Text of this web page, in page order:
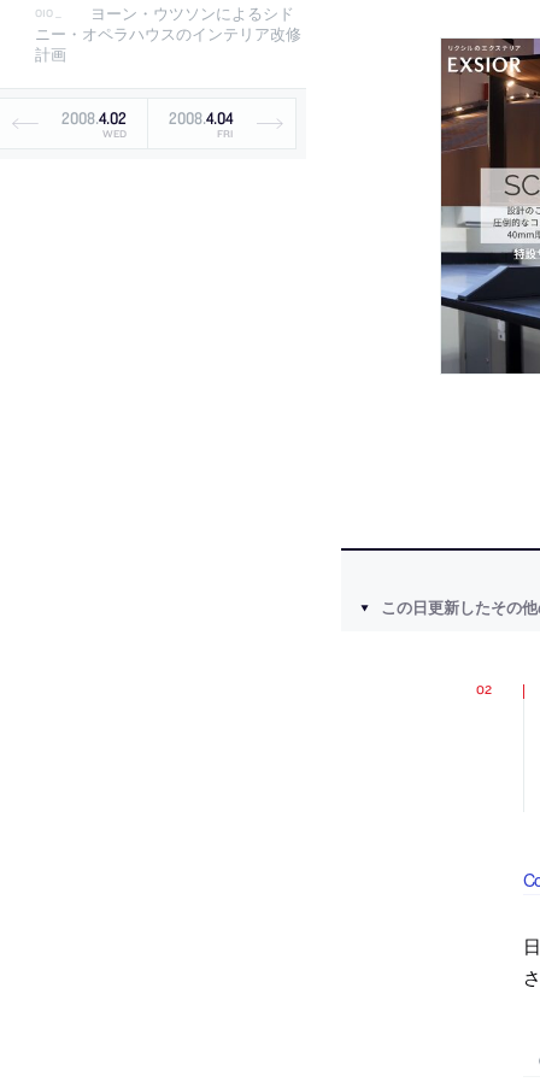
ヨーン・ウツソンによるシド
ニー・オペラハウスのインテリア改修
計画
2008.4.02
WED
2008.4.04
FRI
この日更新したその